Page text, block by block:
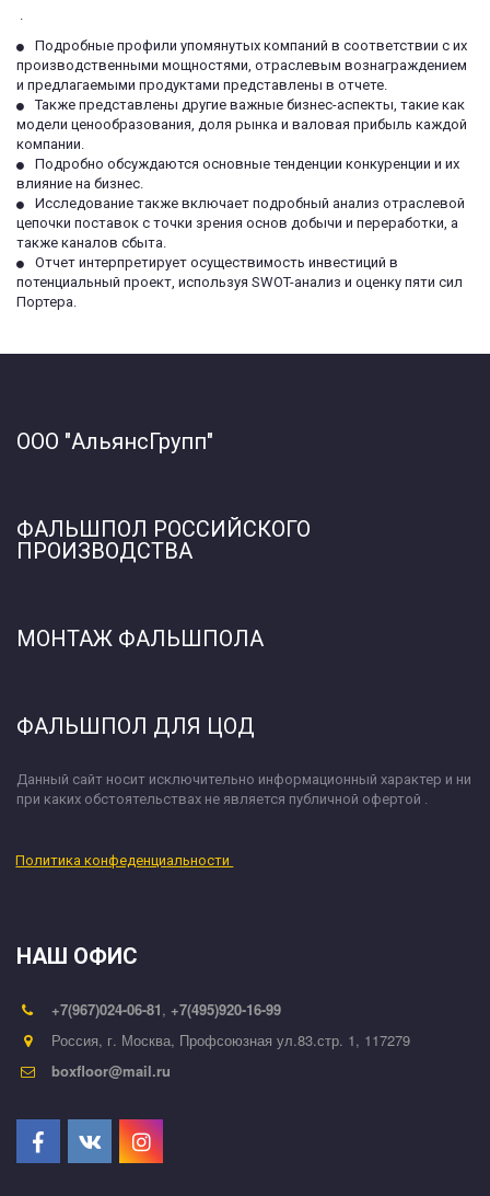
.
Подробные профили упомянутых компаний в соответствии с их
производственными мощностями, отраслевым вознаграждением
и предлагаемыми продуктами представлены в отчете.
Также представлены другие важные бизнес-аспекты, такие как
модели ценообразования, доля рынка и валовая прибыль каждой
компании.
Подробно обсуждаются основные тенденции конкуренции и их
влияние на бизнес.
Исследование также включает подробный анализ отраслевой
цепочки поставок с точки зрения основ добычи и переработки, а
также каналов сбыта.
Отчет интерпретирует осуществимость инвестиций в
потенциальный проект, используя SWOT-анализ и оценку пяти сил
Портера.
ООО "АльянсГрупп"
ФАЛЬШПОЛ РОССИЙСКОГО
ПРОИЗВОДСТВА
МОНТАЖ ФАЛЬШПОЛА
ФАЛЬШПОЛ ДЛЯ ЦОД
Данный сайт носит исключительно информационный характер и ни
при каких обстоятельствах не является публичной офертой .
Политика конфеденциальности
НАШ ОФИС
+7(967)024-06-81, +7(495)920-16-99
Россия, г. Москва, Профсоюзная ул.83.стр. 1, 117279
boxfloor@mail.ru